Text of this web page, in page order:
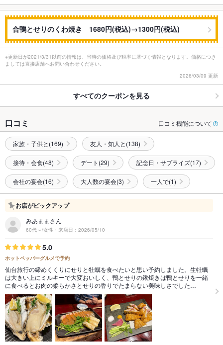
合鴨とせりのくわ焼き 1680円(税込)→1300円(税込)
※更新日が2021/3/31以前の情報は、当時の価格及び税率に基づく情報となります。価格につき
ましては直接店舗へお問い合わせください。
2026/03/09 更新
すべてのクーポンを見る
口コミ 口コミ機能について
家族・子供と(169) 友人・知人と(138)
接待・会食(48) デート(29) 記念日・サプライズ(17)
会社の宴会(16) 大人数の宴会(3) 一人で(1)
お店がピックアップ
みあままさん
60代～/女性・来店日：2026/05/10
5.0
ホットペッパーグルメで予約
仙台旅行の締めくくりにせりと牡蠣を食べたいと思い予約しました。生牡蠣
は大きい上にミルキーで大変おいしく、鴨とせりの鍬焼きは鴨とせりを一緒
に食べるとお肉の柔らかさとせりの香りでたまらない美味しさでした…